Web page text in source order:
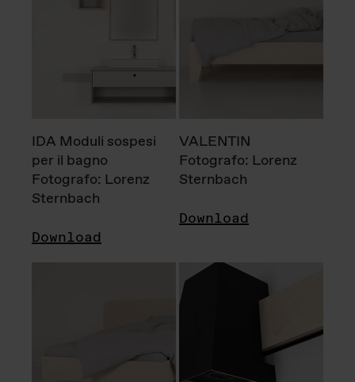
IDA Moduli sospesi
per il bagno
Fotografo: Lorenz
Sternbach
Download
VALENTIN
Fotografo: Lorenz
Sternbach
Download